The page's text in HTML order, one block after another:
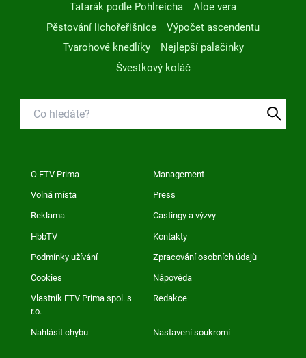
Tatarák podle Pohlreicha
Aloe vera
Pěstování lichořeřišnice
Výpočet ascendentu
Tvarohové knedlíky
Nejlepší palačinky
Švestkový koláč
O FTV Prima Management
Volná místa Press
Reklama Castingy a výzvy
HbbTV Kontakty
Podmínky užívání Zpracování osobních údajů
Cookies Nápověda
Vlastník FTV Prima spol. s
r.o.
Redakce
Nahlásit chybu Nastavení soukromí